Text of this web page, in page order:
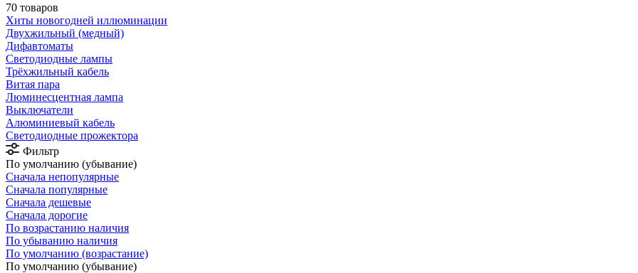
70 товаров
Хиты новогодней иллюминации
Двухжильный (медный)
Дифавтоматы
Светодиодные лампы
Трёхжильный кабель
Витая пара
Люминесцентная лампа
Выключатели
Алюминиевый кабель
Светодиодные прожектора
Фильтр
По умолчанию (убывание)
Сначала непопулярные
Сначала популярные
Сначала дешевые
Сначала дорогие
По возрастанию наличия
По убыванию наличия
По умолчанию (возрастание)
По умолчанию (убывание)